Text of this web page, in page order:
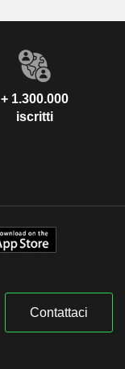
+ 1.300.000
iscritti
Contattaci